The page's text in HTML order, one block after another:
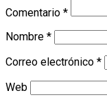
Comentario *
Nombre *
Correo electrónico *
Web